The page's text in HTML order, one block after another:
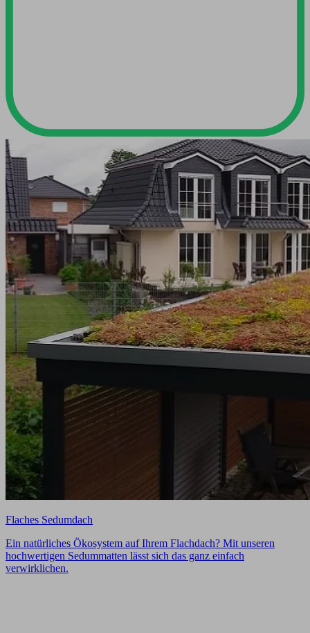
Flaches Sedumdach
Ein natürliches Ökosystem auf Ihrem Flachdach? Mit unseren
hochwertigen Sedummatten lässt sich das ganz einfach
verwirklichen.